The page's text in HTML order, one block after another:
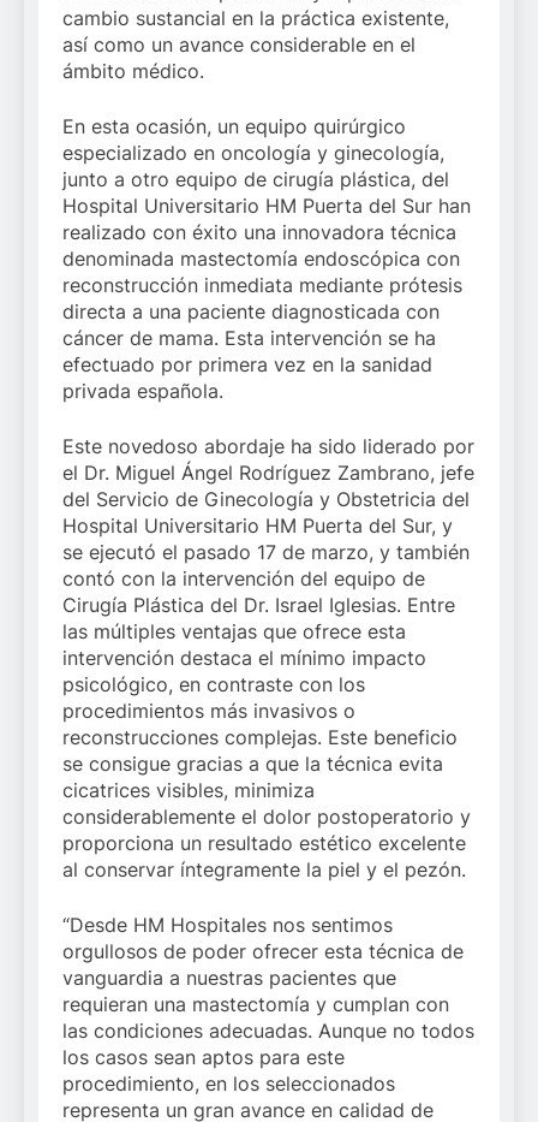
cambio sustancial en la práctica existente,
así como un avance considerable en el
ámbito médico.
En esta ocasión, un equipo quirúrgico
especializado en oncología y ginecología,
junto a otro equipo de cirugía plástica, del
Hospital Universitario HM Puerta del Sur han
realizado con éxito una innovadora técnica
denominada mastectomía endoscópica con
reconstrucción inmediata mediante prótesis
directa a una paciente diagnosticada con
cáncer de mama. Esta intervención se ha
efectuado por primera vez en la sanidad
privada española.
Este novedoso abordaje ha sido liderado por
el Dr. Miguel Ángel Rodríguez Zambrano, jefe
del Servicio de Ginecología y Obstetricia del
Hospital Universitario HM Puerta del Sur, y
se ejecutó el pasado 17 de marzo, y también
contó con la intervención del equipo de
Cirugía Plástica del Dr. Israel Iglesias. Entre
las múltiples ventajas que ofrece esta
intervención destaca el mínimo impacto
psicológico, en contraste con los
procedimientos más invasivos o
reconstrucciones complejas. Este beneficio
se consigue gracias a que la técnica evita
cicatrices visibles, minimiza
considerablemente el dolor postoperatorio y
proporciona un resultado estético excelente
al conservar íntegramente la piel y el pezón.
“Desde HM Hospitales nos sentimos
orgullosos de poder ofrecer esta técnica de
vanguardia a nuestras pacientes que
requieran una mastectomía y cumplan con
las condiciones adecuadas. Aunque no todos
los casos sean aptos para este
procedimiento, en los seleccionados
representa un gran avance en calidad de